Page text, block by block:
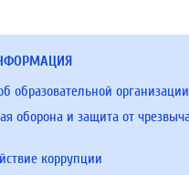
образовательной организации
оборона и защита от
коррупции